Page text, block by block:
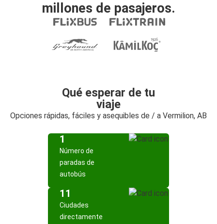
millones de pasajeros.
Qué esperar de tu
viaje
Opciones rápidas, fáciles y asequibles de / a Vermilion, AB
1
Número de
paradas de
autobús
11
Ciudades
directamente